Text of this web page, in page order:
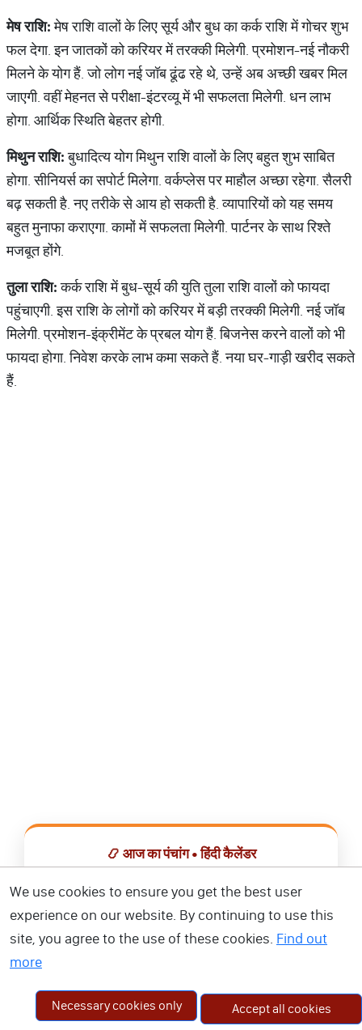
मेष राशि:मेष राशि वालों के लिए सूर्य और बुध का कर्क राशि में गोचर शुभ
फल देगा. इन जातकों को करियर में तरक्‍की मिलेगी. प्रमोशन-नई नौकरी
मिलने के योग हैं. जो लोग नई जॉब ढूंढ रहे थे, उन्‍हें अब अच्‍छी खबर मिल
जाएगी. वहीं मेहनत से परीक्षा-इंटरव्‍यू में भी सफलता मिलेगी. धन लाभ
होगा. आर्थिक स्थिति बेहतर होगी.
मिथुन राशि:बुधादित्‍य योग मिथुन राशि वालों के लिए बहुत शुभ साबित
होगा. सीनियर्स का सपोर्ट मिलेगा. वर्कप्‍लेस पर माहौल अच्‍छा रहेगा. सैलरी
बढ़ सकती है. नए तरीके से आय हो सकती है. व्‍यापारियों को यह समय
बहुत मुनाफा कराएगा. कामों में सफलता मिलेगी. पार्टनर के साथ रिश्‍ते
मजबूत होंगे.
तुला राशि:कर्क राशि में बुध-सूर्य की युति तुला राशि वालों को फायदा
पहुंचाएगी. इस राशि के लोगों को करियर में बड़ी तरक्‍की मिलेगी. नई जॉब
मिलेगी. प्रमोशन-इंक्रीमेंट के प्रबल योग हैं. बिजनेस करने वालों को भी
फायदा होगा. निवेश करके लाभ कमा सकते हैं. नया घर-गाड़ी खरीद सकते
हैं.
📿 आज का पंचांग • हिंदी कैलेंडर
📅 हिंदी कैलेंडर ऐप डाउनलोड करें
We use cookies to ensure you get the best user
experience on our website. By continuing to use this
site, you agree to the use of these cookies. Find out
more
Necessary cookies only Accept all cookies